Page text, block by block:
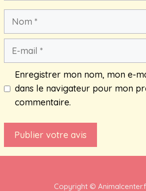
Nom
Enregistrer mon nom, mon e-
dans le navigateur pour mon
commentaire.
Copyright ©